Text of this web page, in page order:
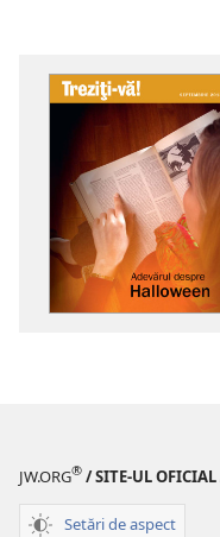
JW.ORG® / SITE-UL
Setări de aspect